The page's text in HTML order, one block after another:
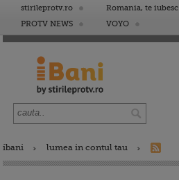
stirileprotv.ro Romania, te iubesc
PROTV NEWS
VOYO
ibani lumea in contul tau